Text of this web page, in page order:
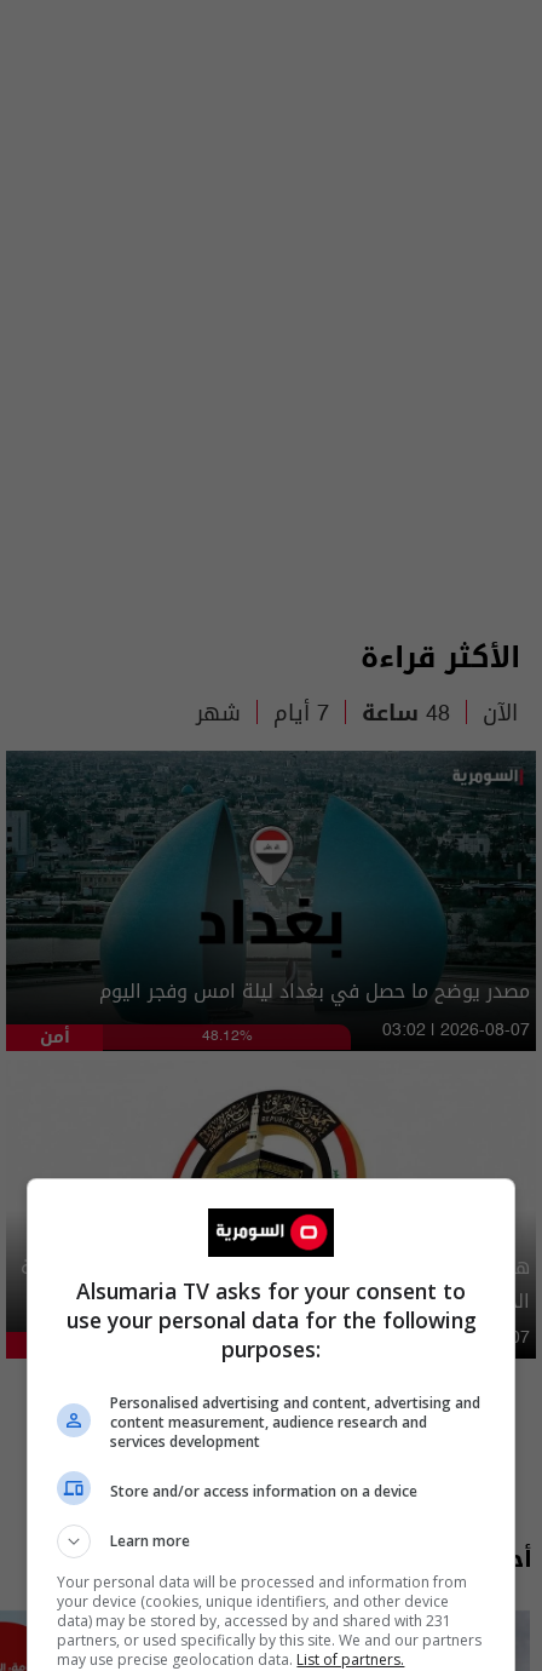
الأكثر قراءة
الآن 48 ساعة 7 أيام شهر
مصدر يوضح ما حصل في بغداد ليلة امس وفجر اليوم
أمن 48.12% 03:02 | 2026-08-07
هيئة الحج تصدر قرارا يخص "لم الشمل" وتعديل استمارة قرعة
الحج
23.02% 06:40 | 2026-08-07
أحدث الحلقات
Alsumaria TV asks for your consent to
use your personal data for the following
purposes:
Personalised advertising and content, advertising and
content measurement, audience research and
services development
Store and/or access information on a device
Learn more
Your personal data will be processed and information from
your device (cookies, unique identifiers, and other device
data) may be stored by, accessed by and shared with 231
partners, or used specifically by this site. We and our partners
may use precise geolocation data. List of partners.